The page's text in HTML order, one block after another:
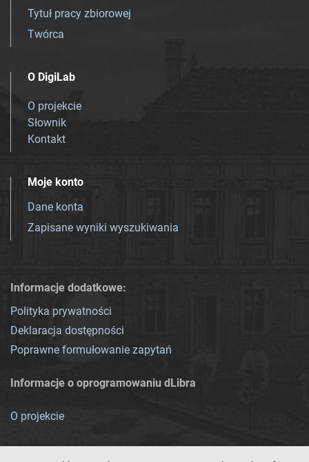
Tytuł pracy zbiorowej
Twórca
O DigiLab
O projekcie
Słownik
Kontakt
Moje konto
Dane konta
Zapisane wyniki wyszukiwania
Informacje dodatkowe:
Polityka prywatności
Deklaracja dostępności
Poprawne formułowanie zapytań
Informacje o oprogramowaniu dLibra
O projekcie